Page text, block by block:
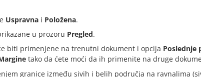
Uspravna i Položena.
u prozoru Pregled.
biti primenjene na trenutni dokument i opcija Poslednje
tako da ćete moći da ih primenite na druge
granice između sivih i belih područja na ravnalima